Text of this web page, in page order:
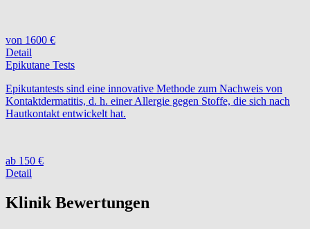
von 1600 €
Detail
Epikutane Tests
Epikutantests sind eine innovative Methode zum Nachweis von
Kontaktdermatitis, d. h. einer Allergie gegen Stoffe, die sich nach
Hautkontakt entwickelt hat.
ab 150 €
Detail
Klinik Bewertungen